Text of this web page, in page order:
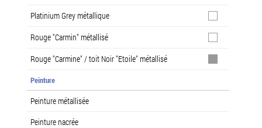
Platinium Grey métallique
Rouge "Carmin" métallisé
Rouge "Carmine" / toit Noir "Etoile" métallisé
Peinture
Peinture métallisée
Peinture nacrée